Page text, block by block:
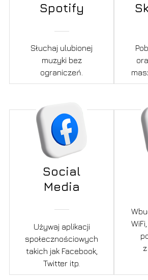
Spotify
Słuchaj ulubionej
muzyki bez
ograniczeń.
Social
Media
Używaj aplikacji
społecznościowych
takich jak Facebook,
Twitter itp.